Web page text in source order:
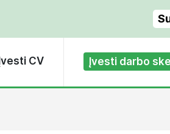
Įvesti CV Įvesti darbo